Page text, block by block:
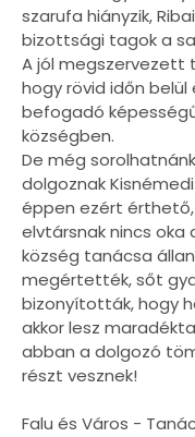
szarufa hiányzik,
bizottsági tagok a
A jól megszervezett
hogy rövid időn belül
befogadó
községben.
De még
dolgoznak
éppen ezért érthető,
elvtársnak nincs oka
község tanácsa
megértették, sőt
bizonyították, hogy
akkor lesz
abban a dolgozó
részt vesznek!
Falu és Város -